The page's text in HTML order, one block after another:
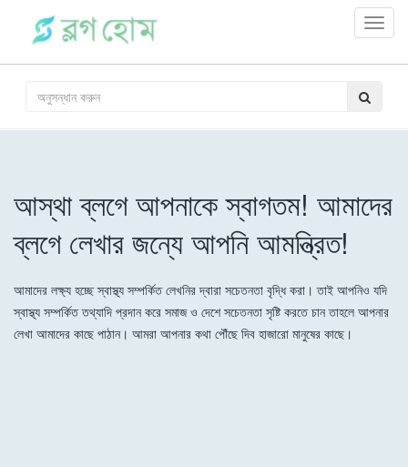
আস্থা ব্লগে আপনাকে স্বাগতম! আমাদের
ব্লগে লেখার জন্যে আপনি আমন্ত্রিত!
আমাদের লক্ষ্য হচ্ছে স্বাস্থ্য সম্পর্কিত লেখনির দ্বারা সচেতনতা বৃদ্ধি করা। তাই আপনিও যদি
স্বাস্থ্য সম্পর্কিত তথ্যাদি প্রদান করে সমাজ ও দেশে সচেতনতা সৃষ্টি করতে চান তাহলে আপনার
লেখা আমাদের কাছে পাঠান। আমরা আপনার কথা পৌঁছে দিব হাজারো মানুষের কাছে।